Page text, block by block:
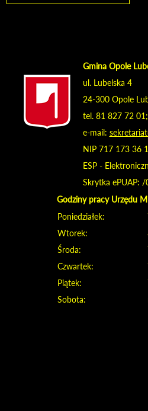
Gmina Opole
ul. Lubelska 4
24-300 Opole
tel. 81 827 72
e-mail:
NIP 717 173 36
ESP -
Skrytka ePUAP:
Godziny pracy Urzędu
Poniedziałek:
Wtorek:
Środa:
Czwartek:
Piątek:
Sobota: